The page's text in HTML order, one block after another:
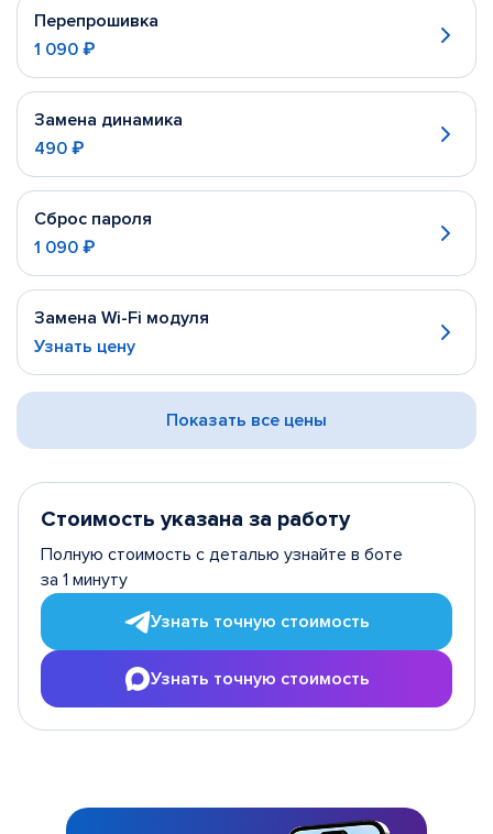
Перепрошивка
1 090 ₽
Замена динамика
490 ₽
Сброс пароля
1 090 ₽
Замена Wi-Fi модуля
Узнать цену
Показать все цены
Стоимость указана за работу
Полную стоимость с деталью узнайте в боте
за 1 минуту
Узнать точную стоимость
Узнать точную стоимость